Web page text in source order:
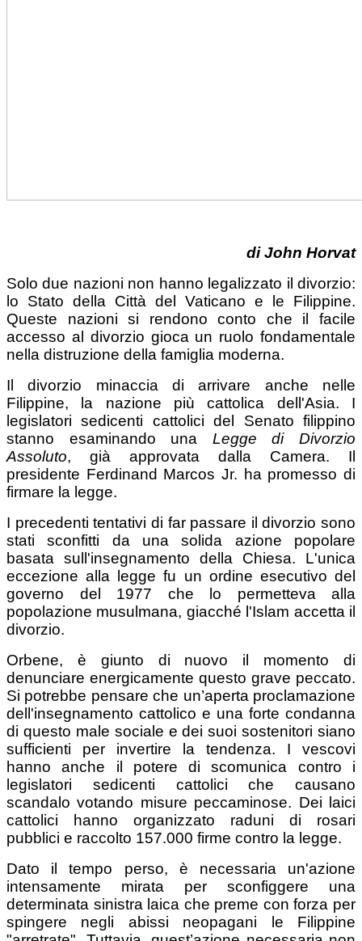
di John Horvat
Solo due nazioni non hanno legalizzato il divorzio:
lo Stato della Città del Vaticano e le Filippine.
Queste nazioni si rendono conto che il facile
accesso al divorzio gioca un ruolo fondamentale
nella distruzione della famiglia moderna.
Il divorzio minaccia di arrivare anche nelle
Filippine, la nazione più cattolica dell'Asia. I
legislatori sedicenti cattolici del Senato filippino
stanno esaminando una Legge di Divorzio
Assoluto, già approvata dalla Camera. Il
presidente Ferdinand Marcos Jr. ha promesso di
firmare la legge.
I precedenti tentativi di far passare il divorzio sono
stati sconfitti da una solida azione popolare
basata sull'insegnamento della Chiesa. L'unica
eccezione alla legge fu un ordine esecutivo del
governo del 1977 che lo permetteva alla
popolazione musulmana, giacché l'Islam accetta il
divorzio.
Orbene, è giunto di nuovo il momento di
denunciare energicamente questo grave peccato.
Si potrebbe pensare che un’aperta proclamazione
dell'insegnamento cattolico e una forte condanna
di questo male sociale e dei suoi sostenitori siano
sufficienti per invertire la tendenza. I vescovi
hanno anche il potere di scomunica contro i
legislatori sedicenti cattolici che causano
scandalo votando misure peccaminose. Dei laici
cattolici hanno organizzato raduni di rosari
pubblici e raccolto 157.000 firme contro la legge.
Dato il tempo perso, è necessaria un'azione
intensamente mirata per sconfiggere una
determinata sinistra laica che preme con forza per
spingere negli abissi neopagani le Filippine